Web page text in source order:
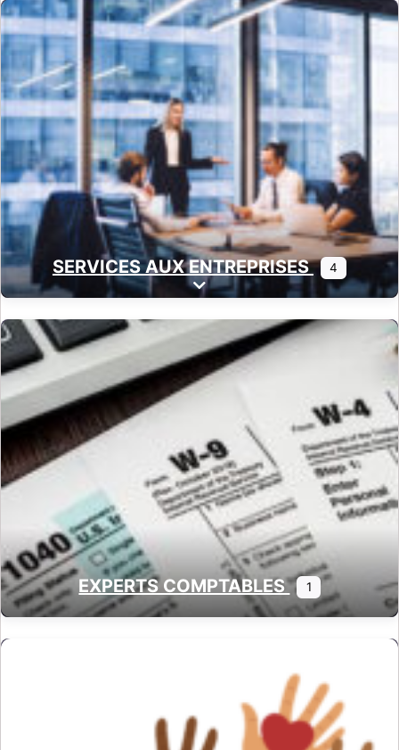
SERVICES AUX ENTREPRISES 4
Expand sub-categories
EXPERTS COMPTABLES 1